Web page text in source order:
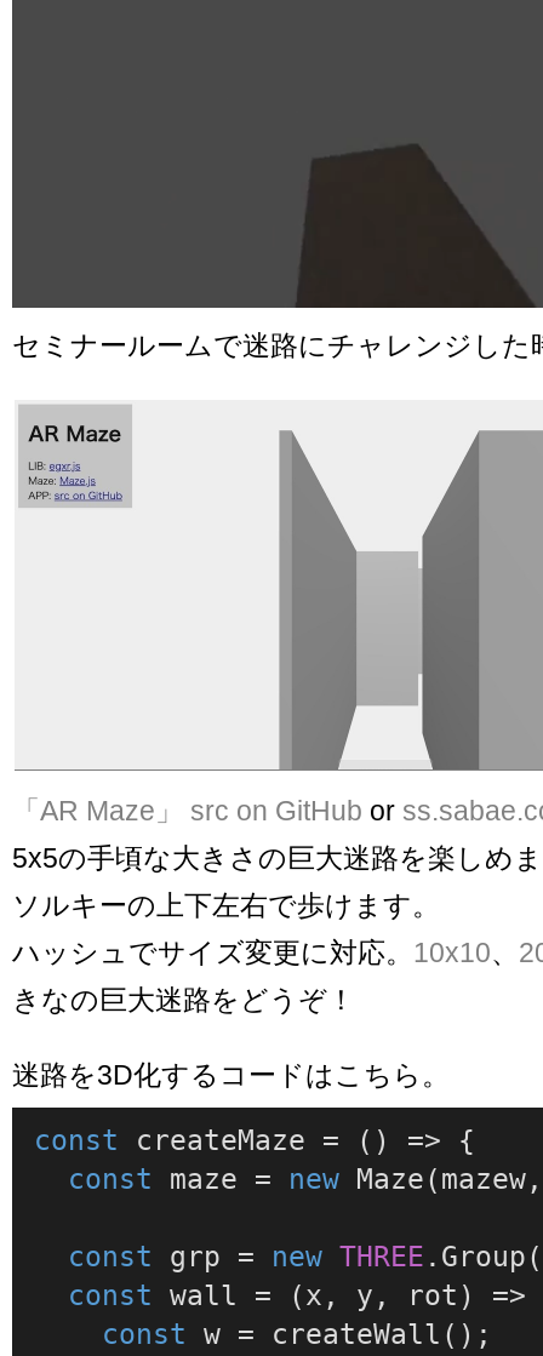
セミナールームで迷路にチャレンジした
「AR Maze」 src on GitHub or
5x5の手頃な大きさの巨大迷路を楽しめ
ソルキーの上下左右で歩けます。
ハッシュでサイズ変更に対応。 10x10、
きなの巨大迷路をどうぞ！
迷路を3D化するコードはこちら。
const createMaze = ( ) => {
const maze = new Maze
const grp = new THREE . Group
const
wall = (x, y, rot ) =>
const w = createWall ();